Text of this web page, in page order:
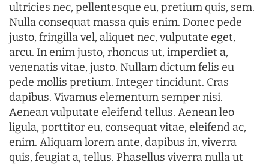
ultricies nec, pellentesque eu, pretium quis, sem.
Nulla consequat massa quis enim. Donec pede
justo, fringilla vel, aliquet nec, vulputate eget,
arcu. In enim justo, rhoncus ut, imperdiet a,
venenatis vitae, justo. Nullam dictum felis eu
pede mollis pretium. Integer tincidunt. Cras
dapibus. Vivamus elementum semper nisi.
Aenean vulputate eleifend tellus. Aenean leo
ligula, porttitor eu, consequat vitae, eleifend ac,
enim. Aliquam lorem ante, dapibus in, viverra
quis, feugiat a, tellus. Phasellus viverra nulla ut